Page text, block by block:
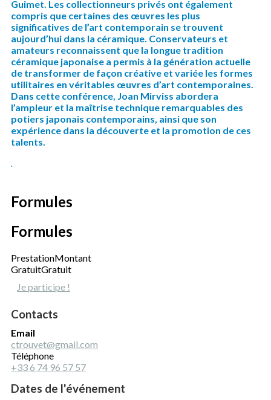
Guimet. Les collectionneurs privés ont également
compris que certaines des œuvres les plus
significatives de l’art contemporain se trouvent
aujourd’hui dans la céramique. Conservateurs et
amateurs reconnaissent que la longue tradition
céramique japonaise a permis à la génération actuelle
de transformer de façon créative et variée les formes
utilitaires en véritables œuvres d’art contemporaines.
Dans cette conférence, Joan Mirviss abordera
l’ampleur et la maîtrise technique remarquables des
potiers japonais contemporains, ainsi que son
expérience dans la découverte et la promotion de ces
talents.
.
Formules
Formules
PrestationMontant
GratuitGratuit
Je participe !
Contacts
Email
ctrouvet@gmail.com
Téléphone
+33 6 74 96 57 57
Dates de l'événement